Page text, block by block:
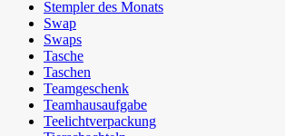
Stempler des Monats
Swap
Swaps
Tasche
Taschen
Teamgeschenk
Teamhausaufgabe
Teelichtverpackung